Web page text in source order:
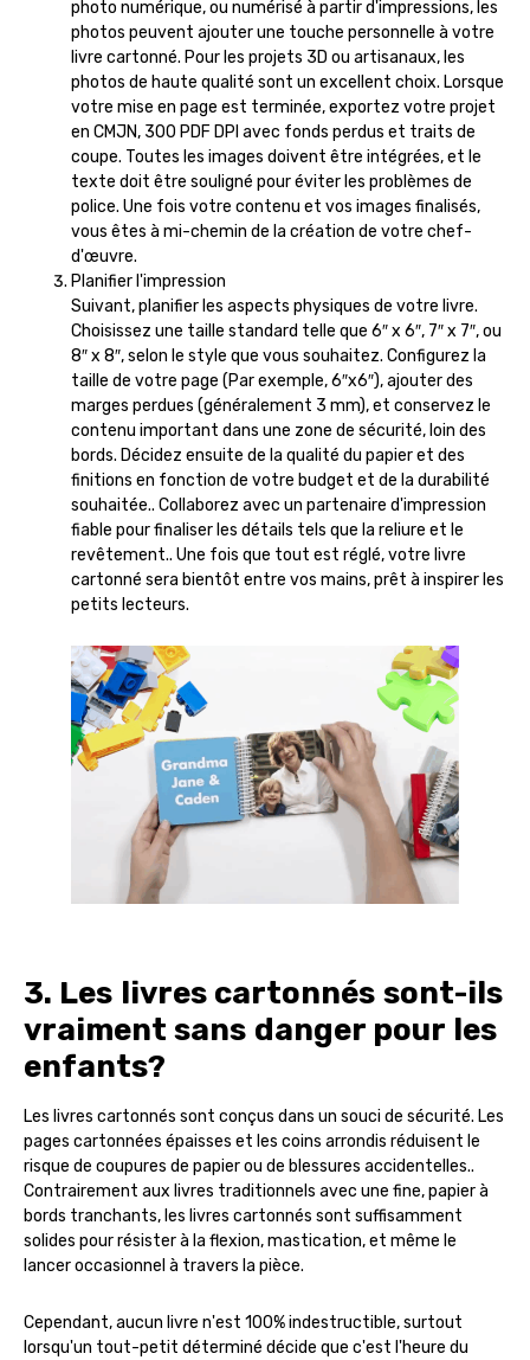
photo numérique, ou numérisé à partir d'impressions, les
photos peuvent ajouter une touche personnelle à votre
livre cartonné. Pour les projets 3D ou artisanaux, les
photos de haute qualité sont un excellent choix. Lorsque
votre mise en page est terminée, exportez votre projet
en CMJN, 300 PDF DPI avec fonds perdus et traits de
coupe. Toutes les images doivent être intégrées, et le
texte doit être souligné pour éviter les problèmes de
police. Une fois votre contenu et vos images finalisés,
vous êtes à mi-chemin de la création de votre chef-
d'œuvre.
Planifier l'impression
Suivant, planifier les aspects physiques de votre livre.
Choisissez une taille standard telle que 6″ x 6″, 7″ x 7″, ou
8″ x 8″, selon le style que vous souhaitez. Configurez la
taille de votre page (Par exemple, 6″x6″), ajouter des
marges perdues (généralement 3 mm), et conservez le
contenu important dans une zone de sécurité, loin des
bords. Décidez ensuite de la qualité du papier et des
finitions en fonction de votre budget et de la durabilité
souhaitée.. Collaborez avec un partenaire d'impression
fiable pour finaliser les détails tels que la reliure et le
revêtement.. Une fois que tout est réglé, votre livre
cartonné sera bientôt entre vos mains, prêt à inspirer les
petits lecteurs.
3. Les livres cartonnés sont-ils
vraiment sans danger pour les
enfants?
Les livres cartonnés sont conçus dans un souci de sécurité. Les
pages cartonnées épaisses et les coins arrondis réduisent le
risque de coupures de papier ou de blessures accidentelles..
Contrairement aux livres traditionnels avec une fine, papier à
bords tranchants, les livres cartonnés sont suffisamment
solides pour résister à la flexion, mastication, et même le
lancer occasionnel à travers la pièce.
Cependant, aucun livre n'est 100% indestructible, surtout
lorsqu'un tout-petit déterminé décide que c'est l'heure du